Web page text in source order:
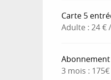
Carte 5
Adulte : 24 €
3 mois :